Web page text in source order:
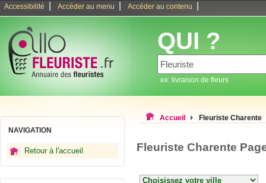
Accessibilité Accéder au menu Accéder au contenu
QUI ?
ex: livraison de fleurs
NAVIGATION
Retour à l'accueil
Accueil Fleuriste Charente
Fleuriste Charente